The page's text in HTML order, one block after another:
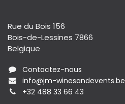
Rue du Bois 156
Bois-de-Lessines 7866
Belgique
Contactez-nous
info@jm-winesandevents.be
+32 488 33 66 43